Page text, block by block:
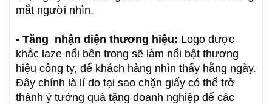
mắt người nhìn.
- Tăng nhận diện thương hiệu: Logo được
khắc laze nổi bên trong sẽ làm nổi bật thương
hiệu công ty, để khách hàng nhìn thấy hằng ngày.
Đây chính là lí do tại sao chặn giấy có thể trở
thành ý tưởng quà tặng doanh nghiệp để các